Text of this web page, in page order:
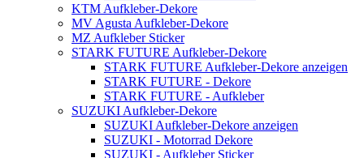
KTM Aufkleber-Dekore
MV Agusta Aufkleber-Dekore
MZ Aufkleber Sticker
STARK FUTURE Aufkleber-Dekore
STARK FUTURE Aufkleber-Dekore anzeigen
STARK FUTURE - Dekore
STARK FUTURE - Aufkleber
SUZUKI Aufkleber-Dekore
SUZUKI Aufkleber-Dekore anzeigen
SUZUKI - Motorrad Dekore
SUZUKI - Aufkleber Sticker